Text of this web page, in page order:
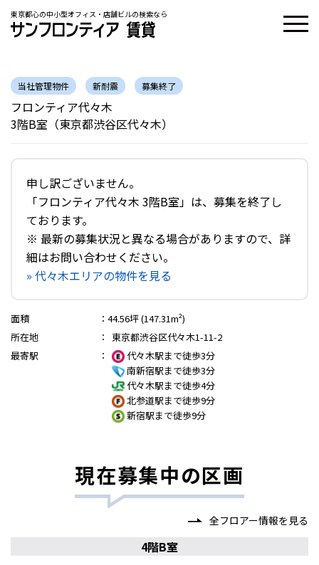
東京都心の中小型オフィス・店舗ビルの検索なら
当社管理物件 新耐震 募集終了
フロンティア代々木
3階B室（東京都渋谷区代々木）
申し訳ございません。
「フロンティア代々木 3階B室」は、募集を終了し
ております。
※ 最新の募集状況と異なる場合がありますので、詳
細はお問い合わせください。
» 代々木エリアの物件を見る
面積 ： 44.56坪 (147.31m²)
所在地
：
東京都渋谷区代々木1-11-2
最寄駅
：
代々木駅まで徒歩3分
南新宿駅まで徒歩3分
代々木駅まで徒歩4分
北参道駅まで徒歩9分
新宿駅まで徒歩9分
現在募集中の区画
全フロアー情報を見る
4階B室